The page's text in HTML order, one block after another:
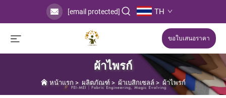
[email protected] TH
ขอใบเสนอราคา
ผ้าไพรก์
หน้าแรก > ผลิตภัณฑ์ > ผ้าเบสิกเซลล์ > ผ้าไพรก์